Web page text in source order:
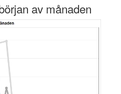
av månaden